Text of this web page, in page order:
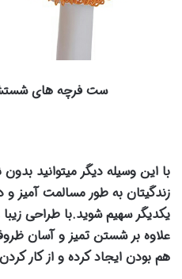
ست فرچه های
با این وسیله دیگر میتوانید
زندگیتان به طور مسالمت آمیز
یکدیگر سهیم شوید.با طراحی
علاوه بر شستن تمیز و آسان
هم بودن ایجاد کرده و از کار